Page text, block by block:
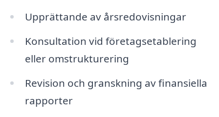
Upprättande av årsredovisningar
Konsultation vid företagsetablering
eller omstrukturering
Revision och granskning av finansiella
rapporter